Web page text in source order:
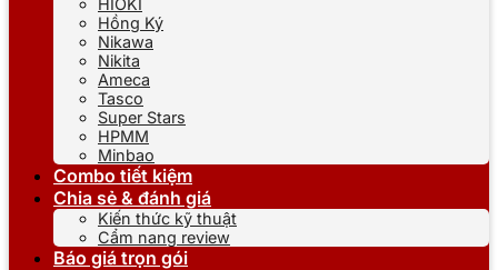
HIOKI
Hồng Ký
Nikawa
Nikita
Ameca
Tasco
Super Stars
HPMM
Minbao
Combo tiết kiệm
Chia sẻ & đánh giá
Kiến thức kỹ thuật
Cẩm nang review
Báo giá trọn gói